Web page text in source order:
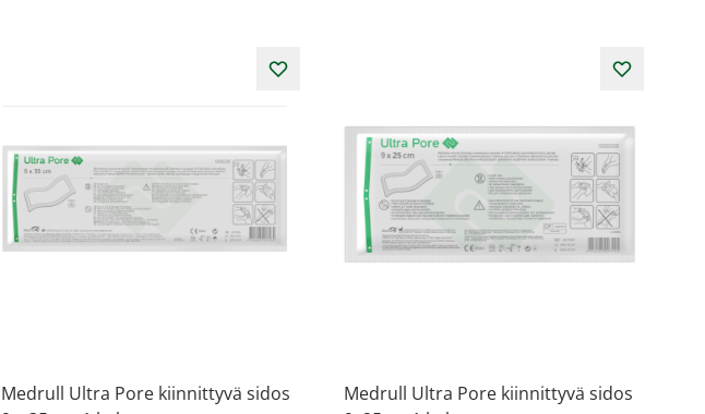
Medrull Ultra Pore kiinnittyvä sidos
Medrull Ultra Pore kiinnittyvä sidos